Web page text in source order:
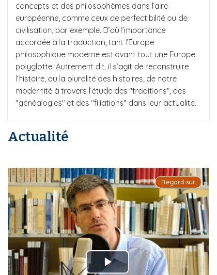
concepts et des philosophèmes dans l’aire
européenne, comme ceux de perfectibilité ou de
civilisation, par exemple. D’où l’importance
accordée à la traduction, tant l’Europe
philosophique moderne est avant tout une Europe
polyglotte. Autrement dit, il s’agit de reconstruire
l’histoire, ou la pluralité des histoires, de notre
modernité à travers l’étude des "traditions", des
"généalogies" et des "filiations" dans leur actualité.
Actualité
Regard sur